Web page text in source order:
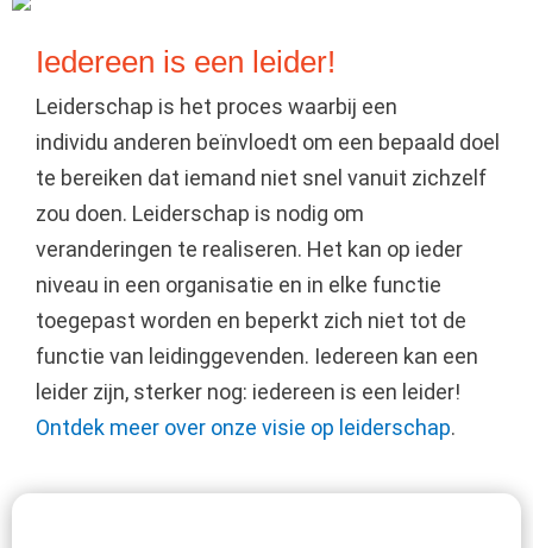
Iedereen is een leider!
Leiderschap is het proces waarbij een
individu anderen beïnvloedt om een bepaald doel
te bereiken dat iemand niet snel vanuit zichzelf
zou doen. Leiderschap is nodig om
veranderingen te realiseren. Het kan op ieder
niveau in een organisatie en in elke functie
toegepast worden en beperkt zich niet tot de
functie van leidinggevenden. Iedereen kan een
leider zijn, sterker nog: iedereen is een leider!
Ontdek meer over onze visie op leiderschap.